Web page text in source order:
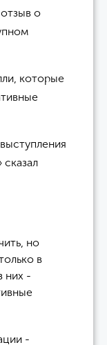
о
которые
сказал
но
в
них -
-